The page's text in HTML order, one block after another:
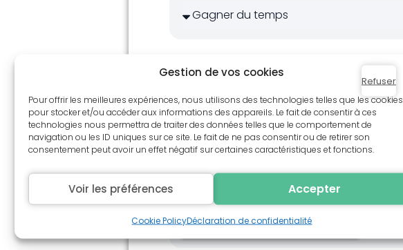
Gestion de vos cookies
Pour offrir les meilleures expériences, nous utilisons des technologies telles que les cookies
pour stocker et/ou accéder aux informations des appareils. Le fait de consentir à ces
technologies nous permettra de traiter des données telles que le comportement de
navigation ou les ID uniques sur ce site. Le fait de ne pas consentir ou de retirer son
consentement peut avoir un effet négatif sur certaines caractéristiques et fonctions.
Accepter
Refuser
Voir les préférences
Cookie PolicyDéclaration de confidentialité